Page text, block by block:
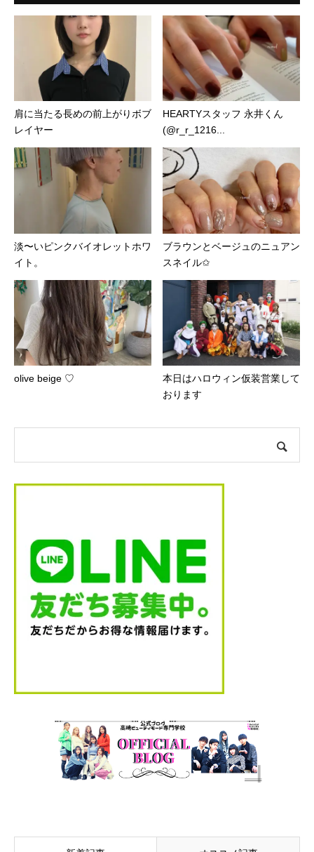
肩に当たる長めの前上がりボブ
レイヤー
HEARTYスタッフ 永井くん
(@r_r_1216...
淡〜いピンクバイオレットホワ
イト。
ブラウンとベージュのニュアン
スネイル✩
olive beige ♡
本日はハロウィン仮装営業して
おります